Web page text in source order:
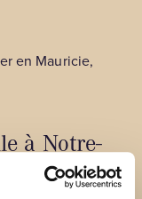
en Mauricie,
à Notre-